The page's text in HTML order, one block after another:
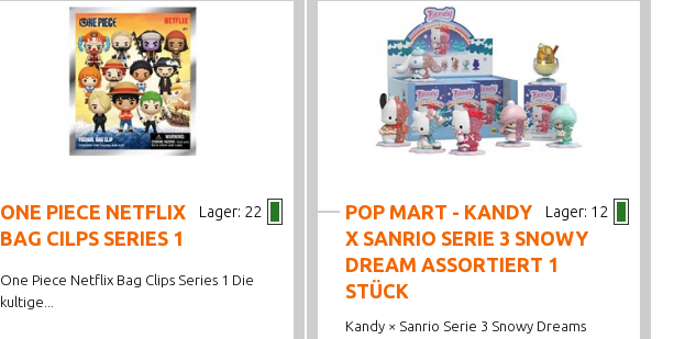
Lager: 22
ONE PIECE NETFLIX
BAG CILPS SERIES 1
One Piece Netflix Bag Clips Series 1 Die
kultige...
Lager: 12
POP MART - KANDY
X SANRIO SERIE 3 SNOWY
DREAM ASSORTIERT 1
STÜCK
Kandy × Sanrio Serie 3 Snowy Dreams